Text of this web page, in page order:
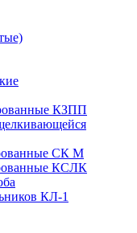
КЗПП
СК М
КСЛК
КЛ-1